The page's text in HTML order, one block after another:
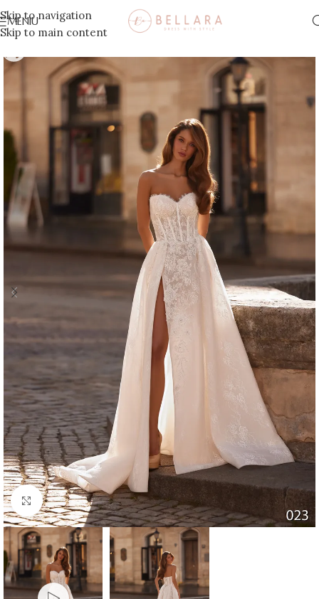
Skip to navigation
Skip to main content
MENIU
Faceți click pentru a mări